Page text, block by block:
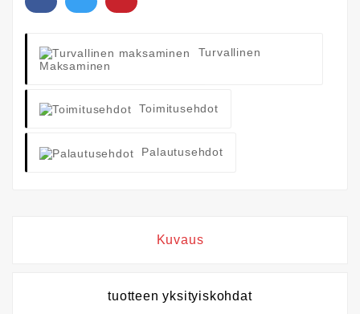
Turvallinen
Maksaminen
Toimitusehdot
Palautusehdot
Kuvaus
tuotteen yksityiskohdat